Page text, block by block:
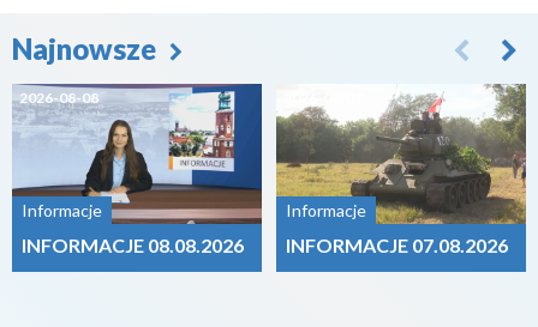
Najnowsze
2026-08-08
Informacje
INFORMACJE 08.08.2026
Informacje
INFORMACJE 07.08.2026